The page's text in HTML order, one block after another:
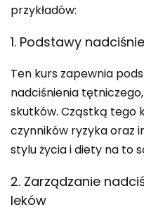
przykładów:
1. Podstawy
Ten kurs zapewnia
nadciśnienia
skutków. Cząstką tego
czynników ryzyka oraz
stylu życia i diety na to
2. Zarządzanie
leków